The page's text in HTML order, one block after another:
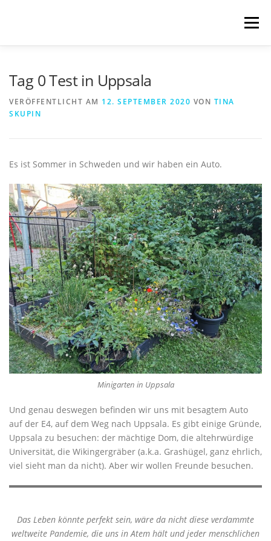
Menü
VERÖFFENTLICHUNGEN
ÜBER MICH IMPRESSUM & DATENSCHUTZ
Tag 0 Test in Uppsala
VERÖFFENTLICHT AM 12. SEPTEMBER 2020 VON TINA
SKUPIN
Es ist Sommer in Schweden und wir haben ein Auto.
Minigarten in Uppsala
Und genau deswegen befinden wir uns mit besagtem Auto
auf der E4, auf dem Weg nach Uppsala. Es gibt einige Gründe,
Uppsala zu besuchen: der mächtige Dom, die altehrwürdige
Universität, die Wikingergräber (a.k.a. Grashügel, ganz ehrlich,
viel sieht man da nicht). Aber wir wollen Freunde besuchen.
Das Leben könnte perfekt sein, wäre da nicht diese verdammte
weltweite Pandemie, die uns in Atem hält und jeder menschlichen